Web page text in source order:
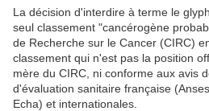
La décision d'interdire à terme le
seul classement "cancérogène
de Recherche sur le Cancer (CIRC)
classement qui n'est pas la position
mère du CIRC, ni conforme aux avis
d'évaluation sanitaire française
Echa) et internationales.